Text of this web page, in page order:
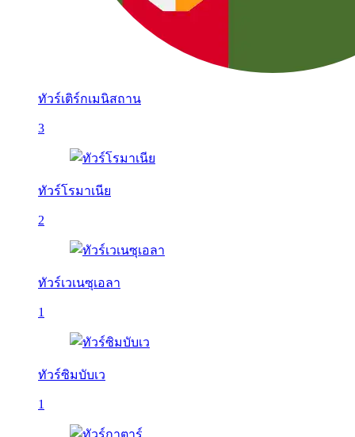
ทัวร์เติร์กเมนิสถาน
3
ทัวร์โรมาเนีย
2
ทัวร์เวเนซุเอลา
1
ทัวร์ซิมบับเว
1